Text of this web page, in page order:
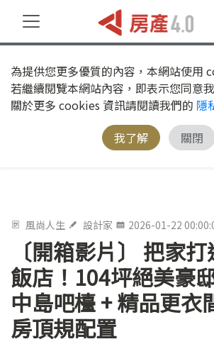
為提供您更多優質的內容，本網站使用
若繼續閱覽本網站內容，即表示您同意
關於更多 cookies 資訊請閱讀我們的 隱
我了解
關閉
風尚人生 設計家 2026-01-22
〔開箱影片〕 把家
飯店！104坪絕美豪
中島吧檯 + 精品更衣
房頂規配置